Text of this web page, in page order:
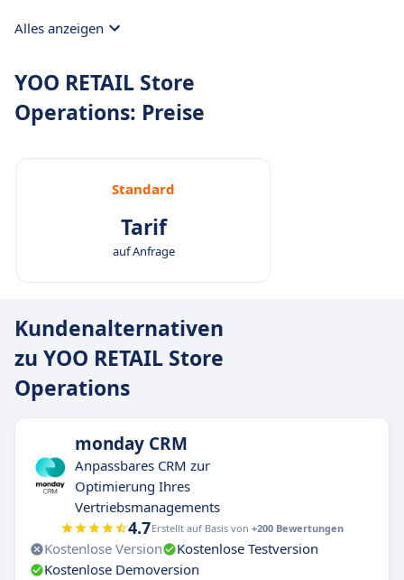
Alles anzeigen
YOO RETAIL Store
Operations: Preise
Standard
Tarif
auf Anfrage
Kundenalternativen
zu YOO RETAIL Store
Operations
monday CRM
Anpassbares CRM zur
Optimierung Ihres
Vertriebsmanagements
4.7Erstellt auf Basis von +200 Bewertungen
Kostenlose Version
Kostenlose Testversion
Kostenlose Demoversion